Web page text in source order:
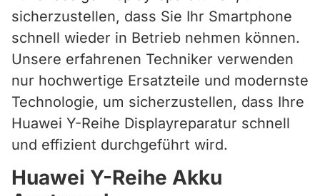
sicherzustellen, dass Sie Ihr Smartphone
schnell wieder in Betrieb nehmen können.
Unsere erfahrenen Techniker verwenden
nur hochwertige Ersatzteile und modernste
Technologie, um sicherzustellen, dass Ihre
Huawei Y-Reihe Displayreparatur schnell
und effizient durchgeführt wird.
Huawei Y-Reihe Akku